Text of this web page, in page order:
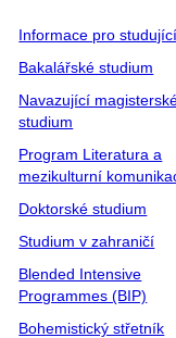
Informace pro studující
Bakalářské studium
Navazující
studium
Program Literatura a
mezikulturní
Doktorské studium
Studium v zahraničí
Blended Intensive
Programmes (BIP)
Bohemistický střetník